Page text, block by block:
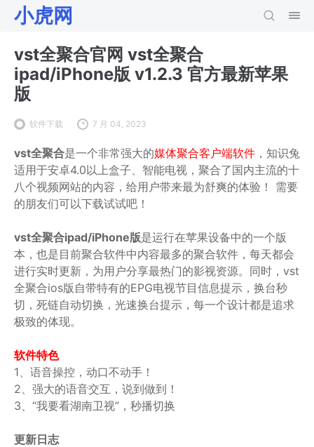
小虎网
vst全聚合官网 vst全聚合
ipad/iPhone版 v1.2.3 官方最新苹果
版
软件下载 7 月 04, 2023
vst全聚合是一个非常强大的媒体聚合客户端软件 ，知识兔
适用于安卓4.0以上盒子、智能电视，聚合了国内主流的十
八个视频网站的内容，给用户带来最为舒爽的体验！ 需要
的朋友们可以下载试试吧！
vst全聚合ipad/iPhone版是运行在苹果设备中的一个版
本，也是目前聚合软件中内容最多的聚合软件，每天都会
进行实时更新，为用户分享最热门的影视资源。同时，vst
全聚合ios版自带特有的EPG电视节目信息提示，换台秒
切，死链自动切换，光速换台提示，每一个设计都是追求
极致的体现。
软件特色
1、语音操控，动口不动手！
2、强大的语音交互，说到做到！
3、“我要看湖南卫视”，秒播切换
更新日志